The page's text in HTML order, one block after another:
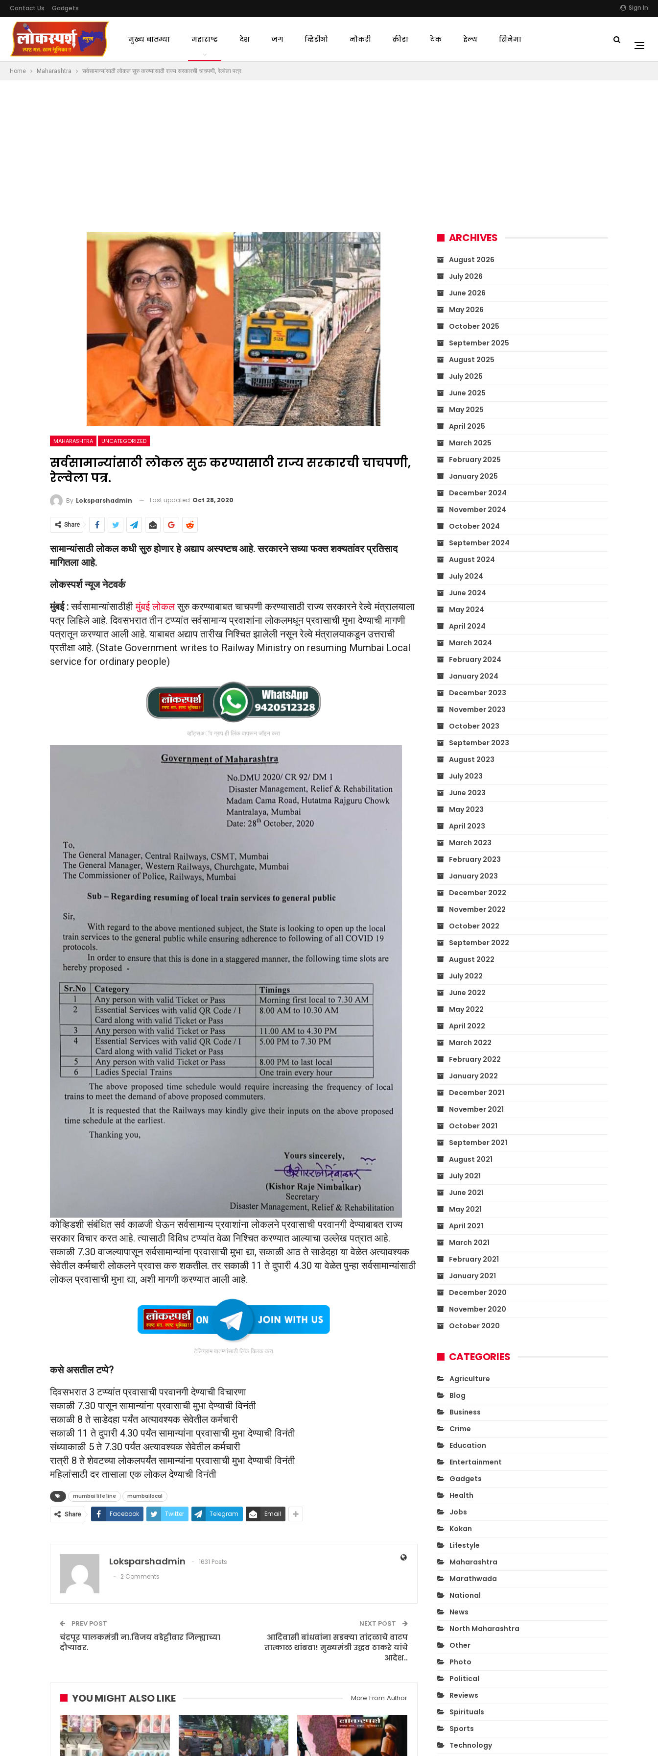
Sign In
Contact Us Gadgets
मुख्य बातम्या महाराष्ट्र देश जग व्हिडीओ नौकरी क्रीडा टेक हेल्थ सिनेमा
Home Maharashtra सर्वसामान्यांसाठी लोकल सुरु करण्यासाठी राज्य सरकारची चाचपणी, रेल्वेला पत्र.
MAHARASHTRA UNCATEGORIZED
सर्वसामान्यांसाठी लोकल सुरु करण्यासाठी राज्य सरकारची चाचपणी,
रेल्वेला पत्र.
By Loksparshadmin Last updated Oct 28, 2020
Share
सामान्यांसाठी लोकल कधी सुरु होणार हे अद्याप अस्पष्टच आहे. सरकारने सध्या फक्त शक्यतांवर प्रतिसाद
मागितला आहे.
लोकस्पर्श न्यूज नेटवर्क
मुंबई :सर्वसामान्यांसाठीहीमुंबई लोकलसुरु करण्याबाबत चाचपणी करण्यासाठी राज्य सरकारने रेल्वे मंत्रालयाला
पत्र लिहिले आहे. दिवसभरात तीन टप्प्यांत सर्वसामान्य प्रवाशांना लोकलमधून प्रवासाची मुभा देण्याची मागणी
पत्रातून करण्यात आली आहे. याबाबत अद्याप तारीख निश्चित झालेली नसून रेल्वे मंत्रालयाकडून उत्तराची
प्रतीक्षा आहे. (State Government writes to Railway Ministry on resuming Mumbai Local
service for ordinary people)
व्हॉट्सअॅप ग्रुप ही लिंक वापरून जॉइन करा
कोव्हिडशी संबंधित सर्व काळजी घेऊन सर्वसामान्य प्रवाशांना लोकलने प्रवासाची परवानगी देण्याबाबत राज्य
सरकार विचार करत आहे. त्यासाठी विविध टप्प्यांत वेळा निश्चित करण्यात आल्याचा उल्लेख पत्रात आहे.
सकाळी 7.30 वाजल्यापासून सर्वसामान्यांना प्रवासाची मुभा द्या, सकाळी आठ ते साडेदहा या वेळेत अत्यावश्यक
सेवेतील कर्मचारी लोकलने प्रवास करु शकतील. तर सकाळी 11 ते दुपारी 4.30 या वेळेत पुन्हा सर्वसामान्यांसाठी
लोकल प्रवासाची मुभा द्या, अशी मागणी करण्यात आली आहे.
टेलिग्राम बातम्यांसाठी लिंक क्लिक करा
कसे असतील टप्पे?
दिवसभरात 3 टप्प्यांत प्रवासाची परवानगी देण्याची विचारणा
सकाळी 7.30 पासून सामान्यांना प्रवासाची मुभा देण्याची विनंती
सकाळी 8 ते साडेदहा पर्यंत अत्यावश्यक सेवेतील कर्मचारी
सकाळी 11 ते दुपारी 4.30 पर्यंत सामान्यांना प्रवासाची मुभा देण्याची विनंती
संध्याकाळी 5 ते 7.30 पर्यंत अत्यावश्यक सेवेतील कर्मचारी
रात्री 8 ते शेवटच्या लोकलपर्यंत सामान्यांना प्रवासाची मुभा देण्याची विनंती
महिलांसाठी दर तासाला एक लोकल देण्याची विनंती
mumbai life line mumbailocal
Share Facebook Twitter Telegram Email
Loksparshadmin
1631 Posts
2 Comments
PREV POST
चंद्रपूर पालकमंत्री ना.विजय वडेट्टीवार जिल्ह्याच्या
दौऱ्यावर.
NEXT POST
आदिवासी बांधवांना सडक्या तांदळाचे वाटप
तात्काळ थांबवा! मुख्यमंत्री उद्धव ठाकरे यांचे
आदेश..
YOU MIGHT ALSO LIKE More From Author
ARCHIVES
August 2026
July 2026
June 2026
May 2026
October 2025
September 2025
August 2025
July 2025
June 2025
May 2025
April 2025
March 2025
February 2025
January 2025
December 2024
November 2024
October 2024
September 2024
August 2024
July 2024
June 2024
May 2024
April 2024
March 2024
February 2024
January 2024
December 2023
November 2023
October 2023
September 2023
August 2023
July 2023
June 2023
May 2023
April 2023
March 2023
February 2023
January 2023
December 2022
November 2022
October 2022
September 2022
August 2022
July 2022
June 2022
May 2022
April 2022
March 2022
February 2022
January 2022
December 2021
November 2021
October 2021
September 2021
August 2021
July 2021
June 2021
May 2021
April 2021
March 2021
February 2021
January 2021
December 2020
November 2020
October 2020
CATEGORIES
Agriculture
Blog
Business
Crime
Education
Entertainment
Gadgets
Health
Jobs
Kokan
Lifestyle
Maharashtra
Marathwada
National
News
North Maharashtra
Other
Photo
Political
Reviews
Spirituals
Sports
Technology